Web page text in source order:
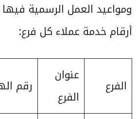
ومواعيد العمل الرسمية
أرقام خدمة عملاء كل فرع:
الفرع
عنوان
الفرع
رقم